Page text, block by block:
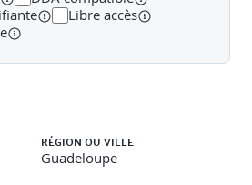
ET EVALUATION
des actifs, menaces et
(approches qualitative, semi-
Priorisation des risques à
Libre accès
RÉGION OU VILLE
Guadeloupe